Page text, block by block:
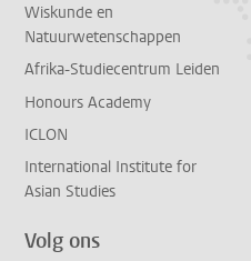
Wiskunde en
Natuurwetenschappen
Afrika-Studiecentrum Leiden
Honours Academy
ICLON
International Institute for
Asian Studies
Volg ons